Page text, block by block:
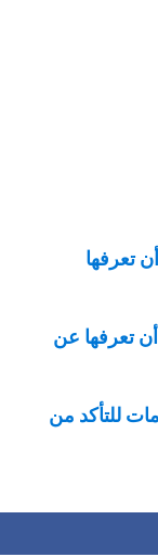
يجب أن تعرفها
حقيقة يجب أن تعرفها عن
الشخص يحبك؟ 10 علامات للتأكد من